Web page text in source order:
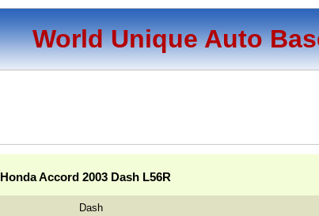
World Unique Auto
Honda Accord 2003 Dash L56R
Dash